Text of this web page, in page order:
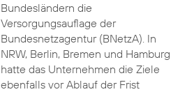
Bundesländern die
Versorgungsauflage der
Bundesnetzagentur (BNetzA). In
NRW, Berlin, Bremen und Hamburg
hatte das Unternehmen die Ziele
ebenfalls vor Ablauf der Frist